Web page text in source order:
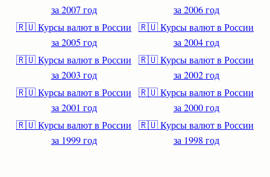
за 2007 год
за 2006 год
🇷🇺 Курсы валют в России
за 2005 год
🇷🇺 Курсы валют в России
за 2004 год
🇷🇺 Курсы валют в России
за 2003 год
🇷🇺 Курсы валют в России
за 2002 год
🇷🇺 Курсы валют в России
за 2001 год
🇷🇺 Курсы валют в России
за 2000 год
🇷🇺 Курсы валют в России
за 1999 год
🇷🇺 Курсы валют в России
за 1998 год